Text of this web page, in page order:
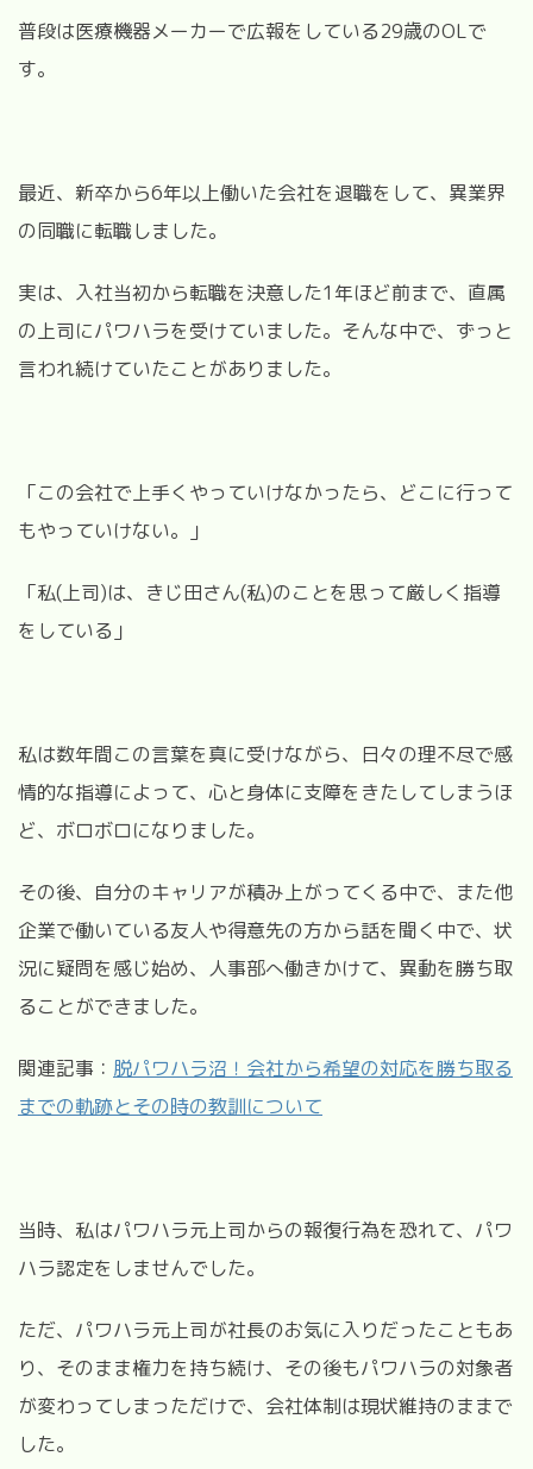
普段は医療機器メーカーで広報をしている29歳のOLで
す。
最近、新卒から6年以上働いた会社を退職をして、異業界
の同職に転職しました。
実は、入社当初から転職を決意した1年ほど前まで、直属
の上司にパワハラを受けていました。そんな中で、ずっと
言われ続けていたことがありました。
「この会社で上手くやっていけなかったら、どこに行って
もやっていけない。」
「私(上司)は、きじ田さん(私)のことを思って厳しく指導
をしている」
私は数年間この言葉を真に受けながら、日々の理不尽で感
情的な指導によって、心と身体に支障をきたしてしまうほ
ど、ボロボロになりました。
その後、自分のキャリアが積み上がってくる中で、また他
企業で働いている友人や得意先の方から話を聞く中で、状
況に疑問を感じ始め、人事部へ働きかけて、異動を勝ち取
ることができました。
関連記事： 脱パワハラ沼！会社から希望の対応を勝ち取る
までの軌跡とその時の教訓について
当時、私はパワハラ元上司からの報復行為を恐れて、パワ
ハラ認定をしませんでした。
ただ、パワハラ元上司が社長のお気に入りだったこともあ
り、そのまま権力を持ち続け、その後もパワハラの対象者
が変わってしまっただけで、会社体制は現状維持のままで
した。